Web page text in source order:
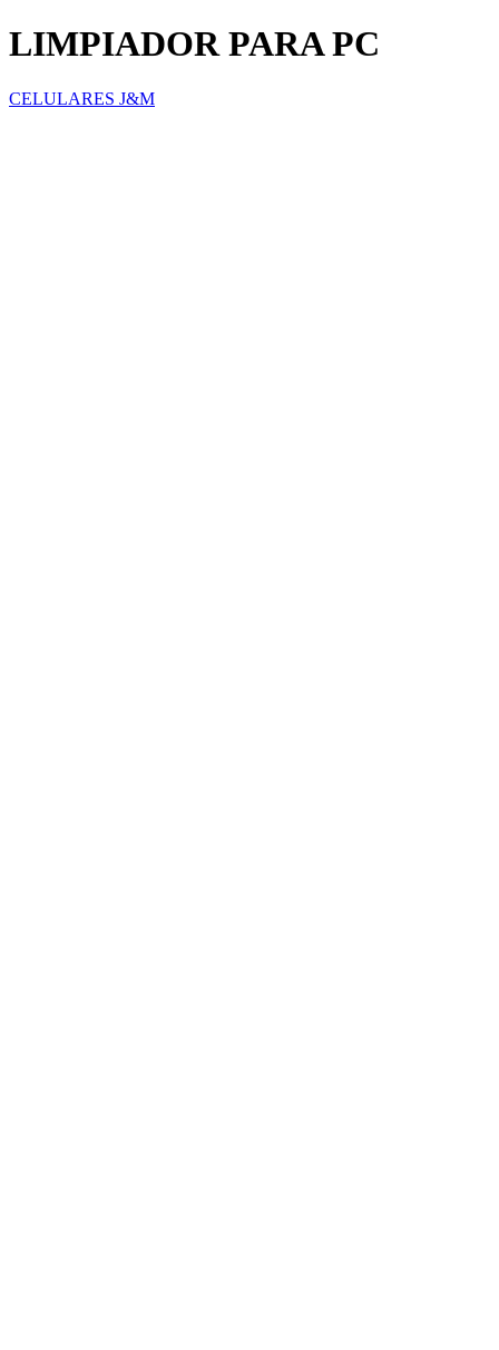
LIMPIADOR PARA PC
CELULARES J&M